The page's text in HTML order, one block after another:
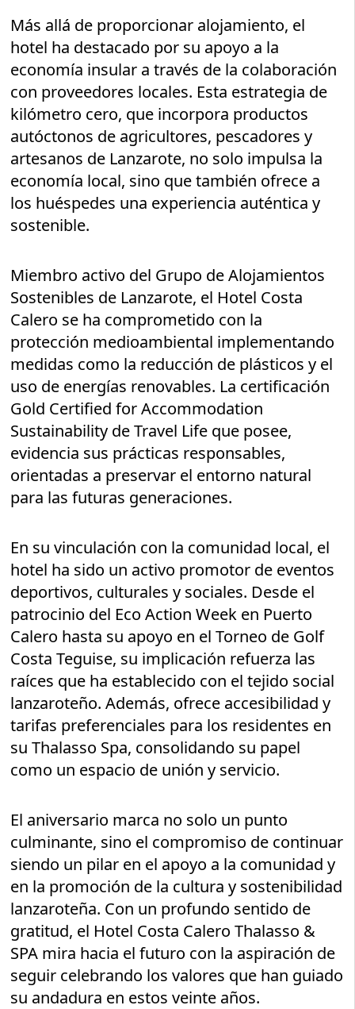
Más allá de proporcionar alojamiento, el
hotel ha destacado por su apoyo a la
economía insular a través de la colaboración
con proveedores locales. Esta estrategia de
kilómetro cero, que incorpora productos
autóctonos de agricultores, pescadores y
artesanos de Lanzarote, no solo impulsa la
economía local, sino que también ofrece a
los huéspedes una experiencia auténtica y
sostenible.
Miembro activo del Grupo de Alojamientos
Sostenibles de Lanzarote, el Hotel Costa
Calero se ha comprometido con la
protección medioambiental implementando
medidas como la reducción de plásticos y el
uso de energías renovables. La certificación
Gold Certified for Accommodation
Sustainability de Travel Life que posee,
evidencia sus prácticas responsables,
orientadas a preservar el entorno natural
para las futuras generaciones.
En su vinculación con la comunidad local, el
hotel ha sido un activo promotor de eventos
deportivos, culturales y sociales. Desde el
patrocinio del Eco Action Week en Puerto
Calero hasta su apoyo en el Torneo de Golf
Costa Teguise, su implicación refuerza las
raíces que ha establecido con el tejido social
lanzaroteño. Además, ofrece accesibilidad y
tarifas preferenciales para los residentes en
su Thalasso Spa, consolidando su papel
como un espacio de unión y servicio.
El aniversario marca no solo un punto
culminante, sino el compromiso de continuar
siendo un pilar en el apoyo a la comunidad y
en la promoción de la cultura y sostenibilidad
lanzaroteña. Con un profundo sentido de
gratitud, el Hotel Costa Calero Thalasso &
SPA mira hacia el futuro con la aspiración de
seguir celebrando los valores que han guiado
su andadura en estos veinte años.